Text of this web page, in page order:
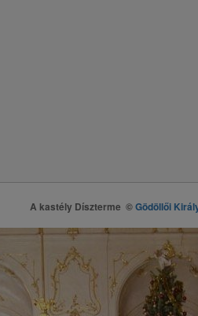
A kastély Díszterme ©Gödöllői